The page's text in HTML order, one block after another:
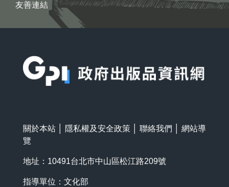
友善連結
關於本站 隱私權及安全政策 聯絡我們
網站導
覽
地址：10491台北市中山區松江路209號
指導單位：文化部